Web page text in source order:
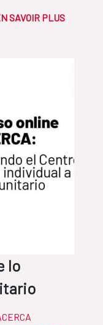
SAVOIR PLUS
lo